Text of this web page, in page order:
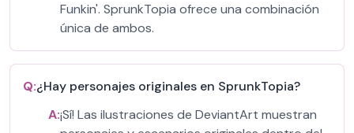
Funkin'. SprunkTopia ofrece una combinación
única de ambos.
Q:¿Hay personajes originales en SprunkTopia?
A:¡Sí! Las ilustraciones de DeviantArt muestran